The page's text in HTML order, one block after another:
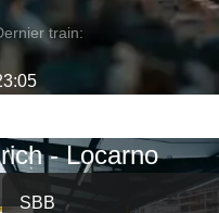
train:
- Locarno
SBB